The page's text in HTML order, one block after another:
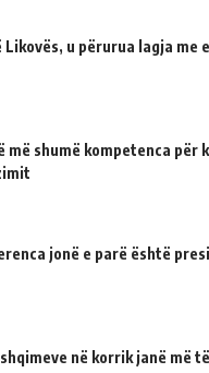
Likovës, u përurua lagja me
më shumë kompetenca
jonë e parë është
në korrik janë më